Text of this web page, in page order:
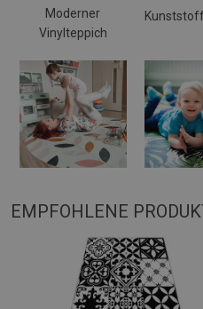
Moderner
Vinylteppich
EMPFOHLENE